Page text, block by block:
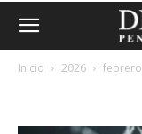
Inicio 2026 febrero